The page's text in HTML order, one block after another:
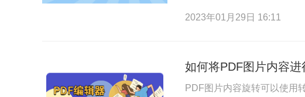
2023年01月29日 16:11
如何将PDF图片内容进
PDF图片内容旋转可以使用